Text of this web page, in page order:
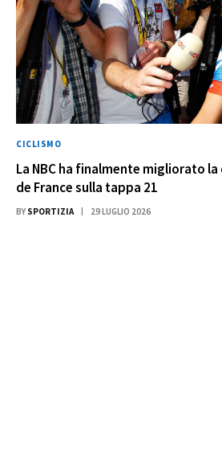
CICLISMO
La NBC ha finalmente migliorato
de France sulla tappa 21
BY SPORTIZIA 29 LUGLIO 2026